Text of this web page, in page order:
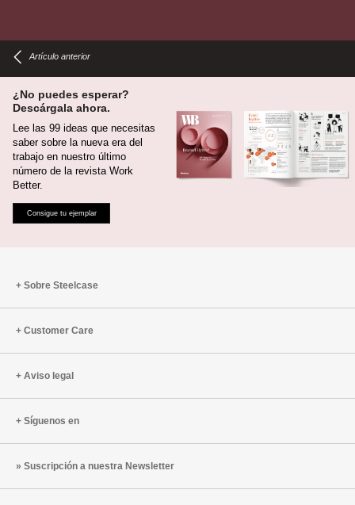
Artículo anterior
¿No puedes esperar?
Descárgala ahora.
Lee las 99 ideas que necesitas
saber sobre la nueva era del
trabajo en nuestro último
número de la revista Work
Better.
Consigue tu ejemplar
Sobre Steelcase
Customer Care
Aviso legal
Síguenos en
Suscripción a nuestra Newsletter